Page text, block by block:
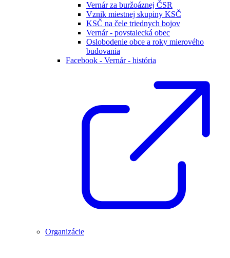
Vernár za buržoáznej ČSR
Vznik miestnej skupiny KSČ
KSČ na čele triednych bojov
Vernár - povstalecká obec
Oslobodenie obce a roky mierového
budovania
Facebook - Vernár - história
Organizácie